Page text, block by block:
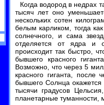
Когда водород в недрах
тысяч лет оно
нескольких сотен
белым карликом, тогда
солнечного, и сама
отделяется от ядра и
происходит так быстро,
бывшего красного
Возможно, что через 5
красного гиганта,
бывшего Солнца
тысячи градусов
планетарные